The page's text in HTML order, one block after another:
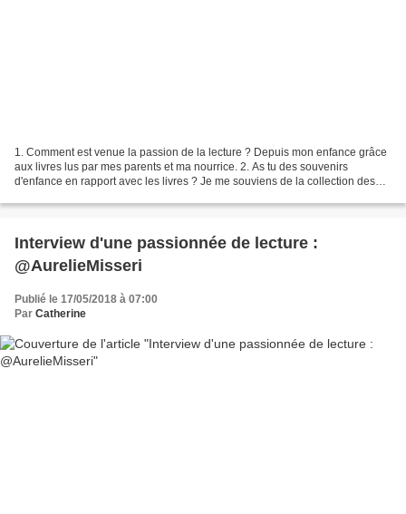
1. Comment est venue la passion de la lecture ? Depuis mon enfance grâce
aux livres lus par mes parents et ma nourrice. 2. As tu des souvenirs
d'enfance en rapport avec les livres ? Je me souviens de la collection des
Interview d'une passionnée de lecture :
@AurelieMisseri
Publié le 17/05/2018 à 07:00
Par Catherine